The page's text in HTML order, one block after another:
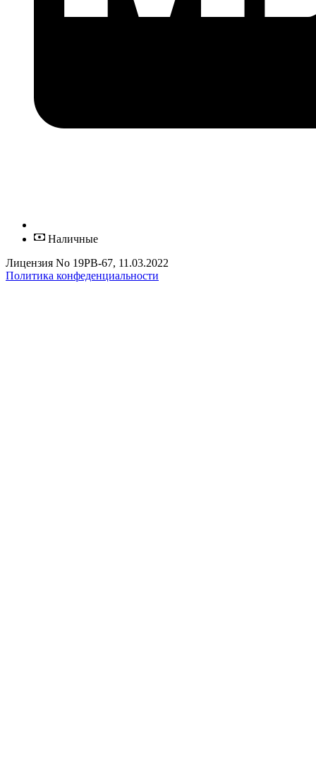
Наличные
Лицензия No 19РВ-67, 11.03.2022
Политика конфеденциальности